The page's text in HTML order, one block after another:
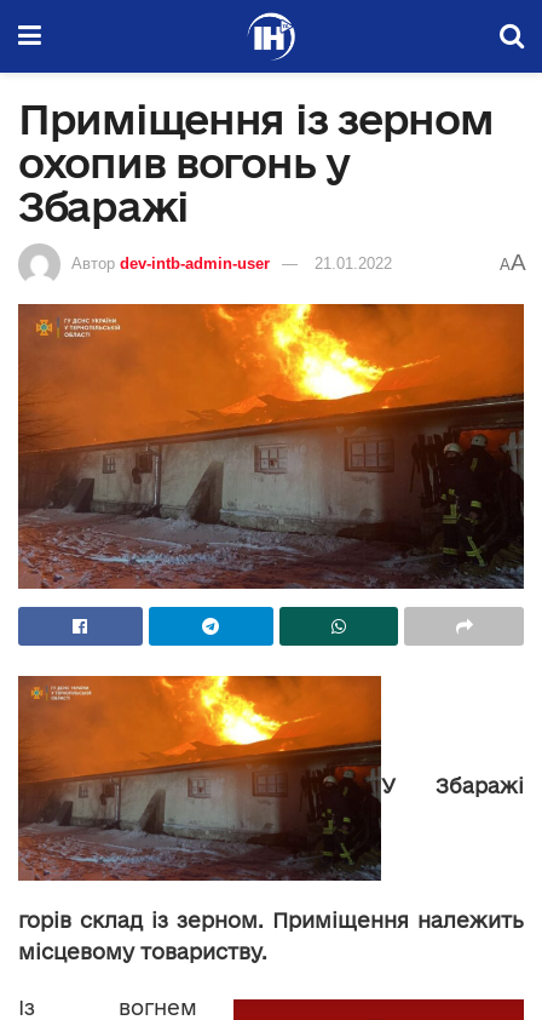
Приміщення із зерном
охопив вогонь у
Збаражі
Автор dev-intb-admin-user 21.01.2022 AA
У Збаражі
горів склад із зерном. Приміщення належить
місцевому товариству.
Із вогнем